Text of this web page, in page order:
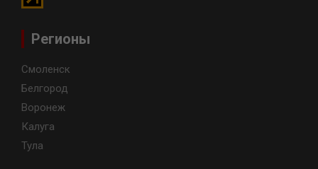
Регионы
Смоленск
Белгород
Воронеж
Калуга
Тула